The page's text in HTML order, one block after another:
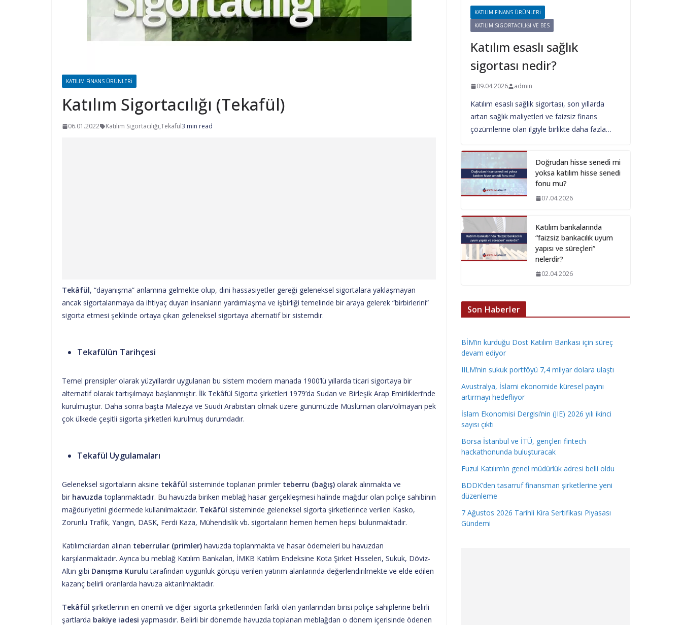
KATILIM FINANS ÜRÜNLERI
Katılım Sigortacılığı (Tekafül)
06.01.2022 Katılım Sigortacılığı,Tekafül3 min read
Tekâfül, “dayanışma” anlamına gelmekte olup, dini hassasiyetler gereği geleneksel sigortalara yaklaşmayan
ancak sigortalanmaya da ihtiyaç duyan insanların yardımlaşma ve işbirliği temelinde bir araya gelerek “birbirlerini”
sigorta etmesi şeklinde ortaya çıkan geleneksel sigortaya alternatif bir sistemdir.
Tekafülün Tarihçesi
Temel prensipler olarak yüzyıllardır uygulanan bu sistem modern manada 1900’lü yıllarda ticari sigortaya bir
alternatif olarak tartışılmaya başlanmıştır. İlk Tekâfül Sigorta şirketleri 1979’da Sudan ve Birleşik Arap Emirlikleri’nde
kurulmuştur. Daha sonra başta Malezya ve Suudi Arabistan olmak üzere günümüzde Müslüman olan/olmayan pek
çok ülkede çeşitli sigorta şirketleri kurulmuş durumdadır.
Tekafül Uygulamaları
Geleneksel sigortaların aksine tekâfül sisteminde toplanan primler teberru (bağış) olarak alınmakta ve
bir havuzda toplanmaktadır. Bu havuzda biriken meblağ hasar gerçekleşmesi halinde mağdur olan poliçe sahibinin
mağduriyetini gidermede kullanılmaktadır. Tekâfül sisteminde geleneksel sigorta şirketlerince verilen Kasko,
Zorunlu Trafik, Yangın, DASK, Ferdi Kaza, Mühendislik vb. sigortaların hemen hemen hepsi bulunmaktadır.
Katılımcılardan alınan teberrular (primler) havuzda toplanmakta ve hasar ödemeleri bu havuzdan
karşılanmaktadır. Ayrıca bu meblağ Katılım Bankaları, İMKB Katılım Endeksine Kota Şirket Hisseleri, Sukuk, Döviz-
Altın gibi Danışma Kurulu tarafından uygunluk görüşü verilen yatırım alanlarında değerlendirilmekte ve elde edilen
kazanç belirli oranlarda havuza aktarılmaktadır.
Tekâfül şirketlerinin en önemli ve diğer sigorta şirketlerinden farklı olan yanlarından birisi poliçe sahiplerine belirli
şartlarda bakiye iadesi yapmasıdır. Belirli bir dönemde havuzda toplanan meblağdan o dönem içerisinde ödenen
KATILIM FINANS ÜRÜNLERI
KATILIM SIGORTACILIĞI VE BES
Katılım esaslı sağlık
sigortası nedir?
09.04.2026 admin
Katılım esaslı sağlık sigortası, son yıllarda
artan sağlık maliyetleri ve faizsiz finans
çözümlerine olan ilgiyle birlikte daha fazla…
Doğrudan hisse senedi mi
yoksa katılım hisse senedi
fonu mu?
07.04.2026
Katılım bankalarında
“faizsiz bankacılık uyum
yapısı ve süreçleri”
nelerdir?
02.04.2026
Son Haberler
BİM’in kurduğu Dost Katılım Bankası için süreç
devam ediyor
IILM’nin sukuk portföyü 7,4 milyar dolara ulaştı
Avustralya, İslami ekonomide küresel payını
artırmayı hedefliyor
İslam Ekonomisi Dergisi’nin (JIE) 2026 yılı ikinci
sayısı çıktı
Borsa İstanbul ve İTÜ, gençleri fintech
hackathonunda buluşturacak
Fuzul Katılım’ın genel müdürlük adresi belli oldu
BDDK’den tasarruf finansman şirketlerine yeni
düzenleme
7 Ağustos 2026 Tarihli Kira Sertifikası Piyasası
Gündemi